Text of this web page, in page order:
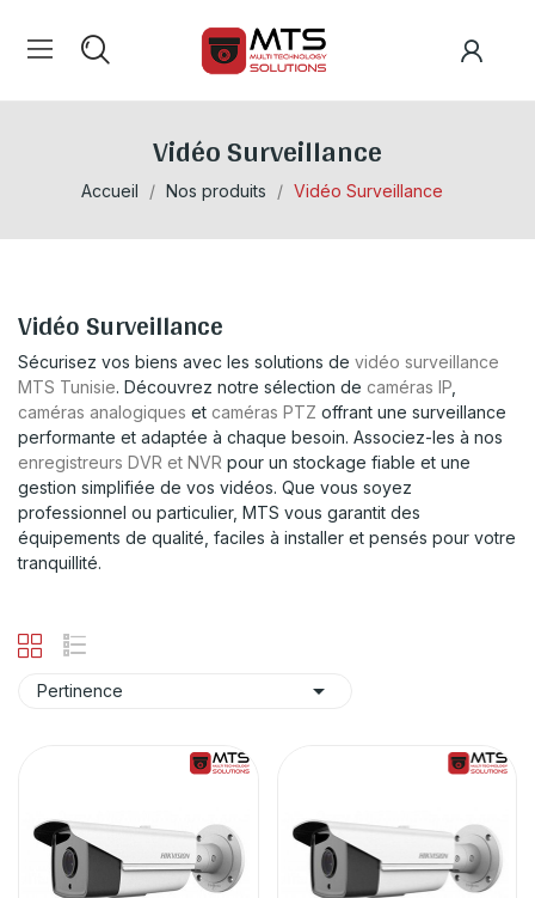
Vidéo Surveillance
Accueil Nos produits Vidéo Surveillance
Vidéo Surveillance
Sécurisez vos biens avec les solutions de vidéo surveillance
MTS Tunisie. Découvrez notre sélection de caméras IP
caméras analogiques et caméras PTZ offrant une surveillance
performante et adaptée à chaque besoin. Associez-les à nos
enregistreurs DVR et NVR pour un stockage fiable et une
gestion simplifiée de vos vidéos. Que vous soyez
professionnel ou particulier, MTS vous garantit des
équipements de qualité, faciles à installer et pensés pour votre
tranquillité.
Pertinence 